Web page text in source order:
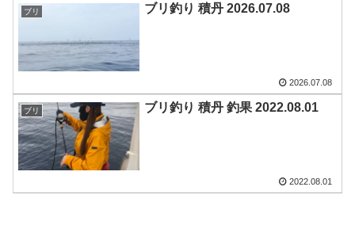
ブリ ブリ釣り 積丹 2026.07.08
2026.07.08
ブリ ブリ釣り 積丹 釣果 2022.08.01
2022.08.01